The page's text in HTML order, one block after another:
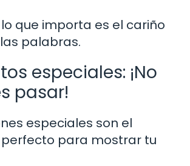
que importa es el cariño
palabras.
especiales: ¡No
pasar!
especiales son el
para mostrar tu